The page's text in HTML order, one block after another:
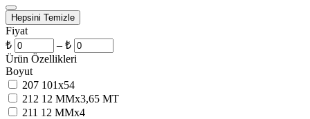
Hepsini Temizle
Fiyat
₺
– ₺
Ürün Özellikleri
Boyut
207 101x54
212 12 MMx3,65 MT
211 12 MMx4